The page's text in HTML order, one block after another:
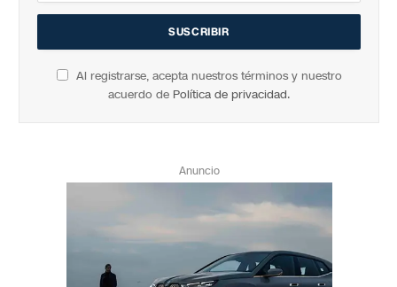
Al registrarse, acepta nuestros términos y nuestro
acuerdo de Política de privacidad.
Anuncio